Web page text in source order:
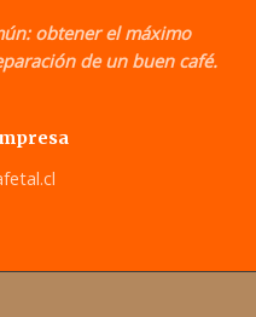
obtener el máximo
de un buen café.